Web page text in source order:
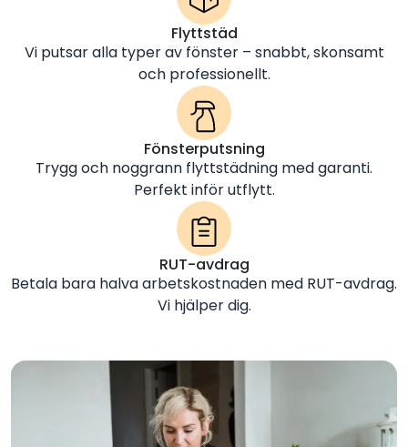
Flyttstäd
Vi putsar alla typer av fönster – snabbt, skonsamt
och professionellt.
Fönsterputsning
Trygg och noggrann flyttstädning med garanti.
Perfekt inför utflytt.
RUT-avdrag
Betala bara halva arbetskostnaden med RUT-avdrag.
Vi hjälper dig.